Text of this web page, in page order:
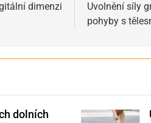
dimenzi
Uvolnění síly
pohyby s
dolních
Shutterstock